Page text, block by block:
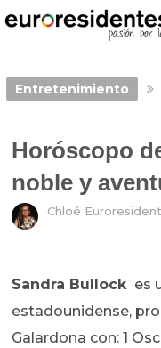
Entretenimiento
Horóscopo
noble y
Chloé
Sandra Bullock es
estadounidense,
Galardona con: 1